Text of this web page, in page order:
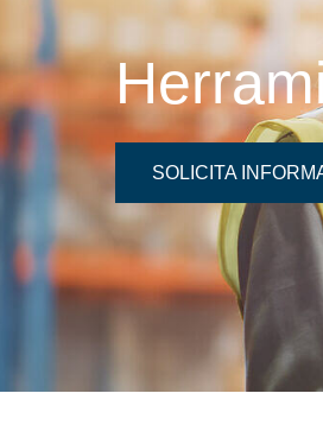
SOLICITA